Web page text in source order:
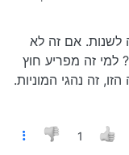
את סביבתו, אבל זה
מרגיש לי שהמטרה
תוכל לראות אותו…
ידעתי שאפשר להשתמש
לשנות. אם זה לא
למי זה מפריע חוץ
זה נהגי המוניות.
1